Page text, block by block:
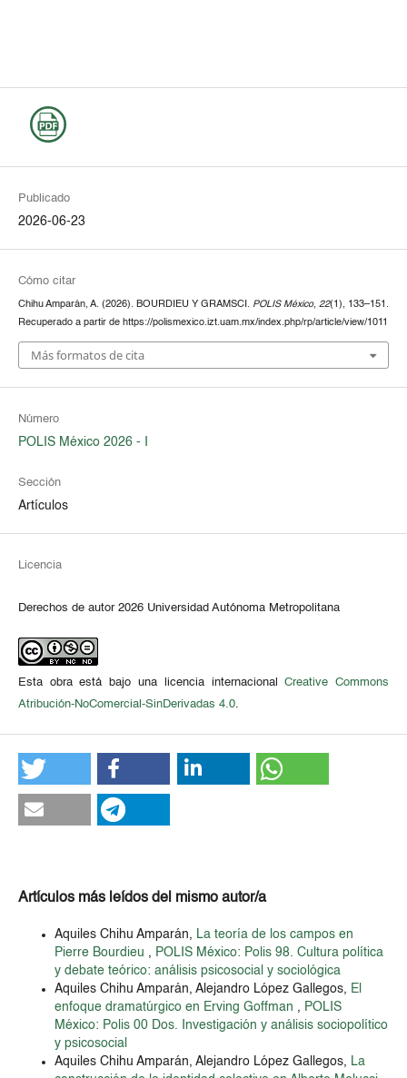
Publicado
2026-06-23
Cómo citar
Chihu Amparán, A. (2026). BOURDIEU Y GRAMSCI. POLIS México,22(1), 133–151.
Recuperado a partir de https://polismexico.izt.uam.mx/index.php/rp/article/view/1011
Más formatos de cita
Número
POLIS México 2026 - I
Sección
Artículos
Licencia
Derechos de autor 2026 Universidad Autónoma Metropolitana
Esta obra está bajo una licencia internacionalCreative Commons
Atribución-NoComercial-SinDerivadas 4.0.
Artículos más leídos del mismo autor/a
Aquiles Chihu Amparán, La teoría de los campos en
Pierre Bourdieu , POLIS México: Polis 98. Cultura política
y debate teórico: análisis psicosocial y sociológica
Aquiles Chihu Amparán, Alejandro López Gallegos, El
enfoque dramatúrgico en Erving Goffman , POLIS
México: Polis 00 Dos. Investigación y análisis sociopolítico
y psicosocial
Aquiles Chihu Amparán, Alejandro López Gallegos, La